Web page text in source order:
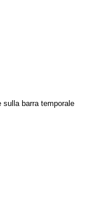
barra temporale